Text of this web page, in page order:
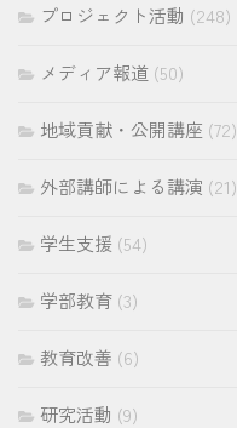
プロジェクト活動 (248)
メディア報道 (50)
地域貢献・公開講座 (72)
外部講師による講演 (21)
学生支援 (54)
学部教育 (3)
教育改善 (6)
研究活動 (9)